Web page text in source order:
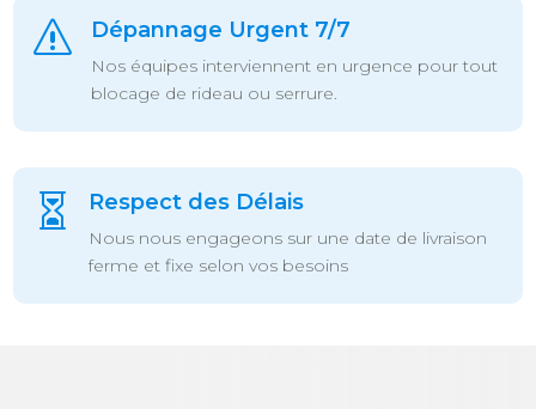
s Dépannage Urgent 7/7
Nos équipes interviennent en urgence pour tout
blocage de rideau ou serrure.
 Respect des Délais
Nous nous engageons sur une date de livraison
ferme et fixe selon vos besoins